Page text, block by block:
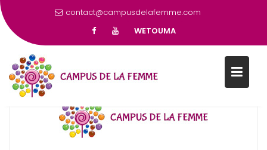
contact@campusdelafemme.com
WETOUMA
MINISTÈRE
SENEGAL : MINISTÈRES PARTENAIRES